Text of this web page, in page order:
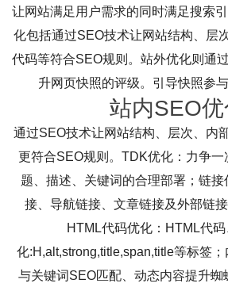
让网站满足用户需求的同时满足搜索
化包括通过SEO技术让网站结构、层
代码等符合SEO规则。站外优化则通
升网页快照的评级。引导快照参
站内SEO
通过SEO技术让网站结构、层次、内
更符合SEO规则。TDK优化：力争
题、描述、关键词的合理部署；链接
接、导航链接、文章链接及外部链
HTML代码优化：HTML代
化:H,alt,strong,title,span,title等标签
与关键词SEO匹配、动态内容提升蜘